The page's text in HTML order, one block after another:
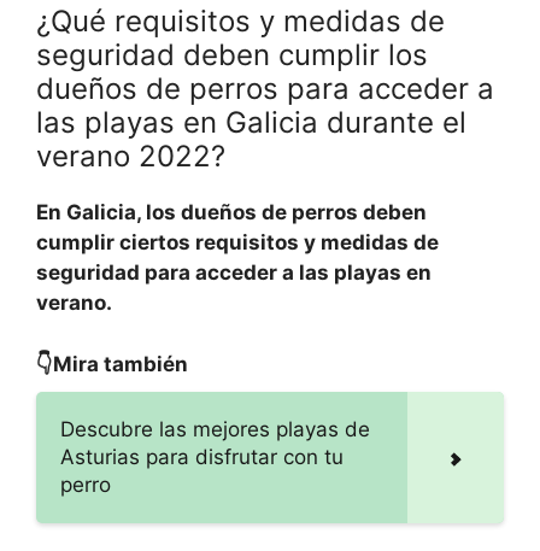
¿Qué requisitos y medidas de
seguridad deben cumplir los
dueños de perros para acceder a
las playas en Galicia durante el
verano 2022?
En Galicia, los dueños de perros deben
cumplir ciertos requisitos y medidas de
seguridad para acceder a las playas en
verano.
👇Mira también
Descubre las mejores playas de
Asturias para disfrutar con tu
perro